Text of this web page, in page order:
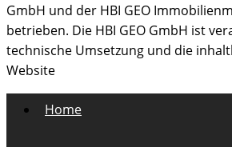
GmbH und der HBI GEO
betrieben. Die HBI GEO GmbH ist
technische Umsetzung und die
Website
Home